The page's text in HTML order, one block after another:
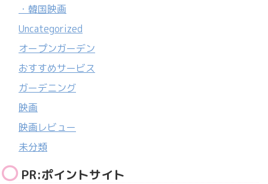
・韓国映画
Uncategorized
オープンガーデン
おすすめサービス
ガーデニング
映画
映画レビュー
未分類
PR:ポイントサイト